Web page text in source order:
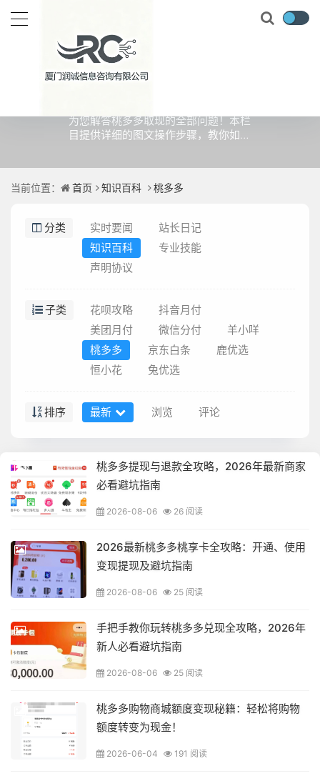
桃多多
为您解答桃多多取现的全部问题！本栏
目提供详细的图文操作步骤，教你如何
内含最新解决方案和避坑指南，一键获
当前位置： 首页 知识百科 桃多多
分类 实时要闻
站长日记
知识百科
专业技能
声明协议
子类 花呗攻略
抖音月付
美团月付
微信分付
羊小咩
桃多多
京东白条
鹿优选
恒小花
兔优选
排序 最新 浏览 评论
桃多多提现与退款全攻略，2026年最新商家
必看避坑指南
2026-08-06 26 阅读
2026最新桃多多桃享卡全攻略：开通、使用
变现提现及避坑指南
2026-08-06 25 阅读
手把手教你玩转桃多多兑现全攻略，2026年
新人必看避坑指南
2026-08-06 25 阅读
桃多多购物商城额度变现秘籍：轻松将购物
额度转变为现金！
2026-06-04 191 阅读